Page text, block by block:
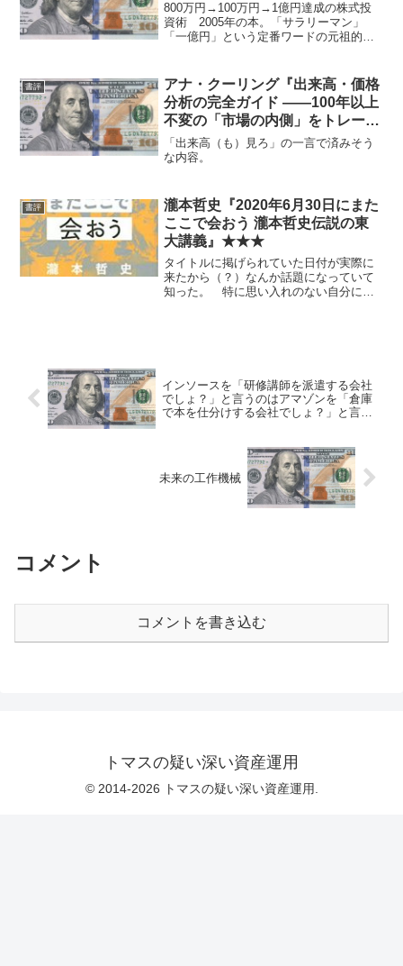
800万円→100万円→1億円達成の株式投
資術 2005年の本。「サラリーマン」
「一億円」という定番ワードの元祖的な
ないと思わせるものはあるが、今日の視
点ではまあ普通。...
書評
アナ・クーリング『出来高・価格
分析の完全ガイド ――100年以上
不変の「市場の内側」をトレード
に生かす』★
「出来高（も）見ろ」の一言で済みそう
な内容。
書評
瀧本哲史『2020年6月30日にまた
ここで会おう 瀧本哲史伝説の東
大講義』★★★
タイトルに掲げられていた日付が実際に
来たから（？）なんか話題になっていて
知った。 特に思い入れのない自分にと
インソースを「研修講師を派遣する会社
でしょ？」と言うのはアマゾンを「倉庫
で本を仕分けする会社でしょ？」と言う
未来の工作機械
コメント
コメントを書き込む
トマスの疑い深い資産運用
© 2014-2026 トマスの疑い深い資産運用.